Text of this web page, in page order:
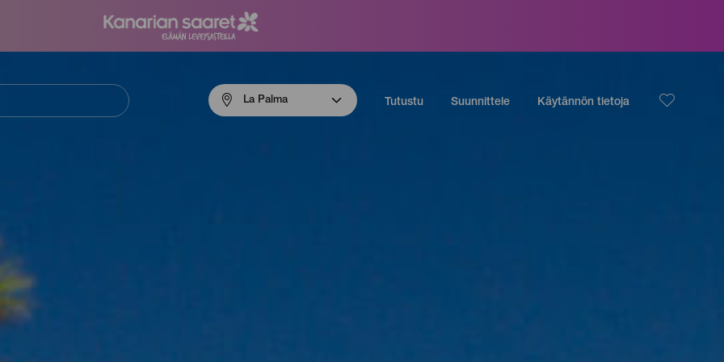
La Palma Tutustu Suunnittele Käytännön tietoja